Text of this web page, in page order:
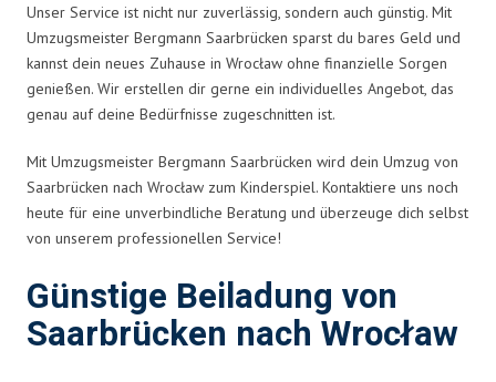
Unser Service ist nicht nur zuverlässig, sondern auch günstig. Mit
Umzugsmeister Bergmann Saarbrücken sparst du bares Geld und
kannst dein neues Zuhause in Wrocław ohne finanzielle Sorgen
genießen. Wir erstellen dir gerne ein individuelles Angebot, das
genau auf deine Bedürfnisse zugeschnitten ist.
Mit Umzugsmeister Bergmann Saarbrücken wird dein Umzug von
Saarbrücken nach Wrocław zum Kinderspiel. Kontaktiere uns noch
heute für eine unverbindliche Beratung und überzeuge dich selbst
von unserem professionellen Service!
Günstige Beiladung von
Saarbrücken nach Wrocław